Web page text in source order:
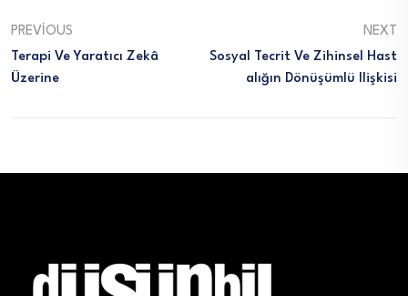
PREVIOUS
Terapi Ve Yaratıcı Zekâ
Üzerine
NEXT
Sosyal Tecrit Ve Zihinsel Hast
Alığın Dönüşümlü Ilişkisi